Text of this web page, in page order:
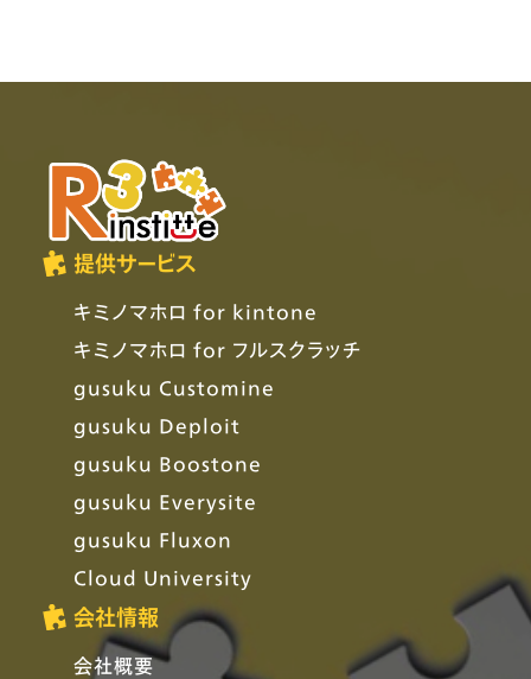
提供サービス
キミノマホロ for kintone
キミノマホロ for フルスクラッチ
gusuku Customine
gusuku Deploit
gusuku Boostone
gusuku Everysite
gusuku Fluxon
Cloud University
会社情報
会社概要